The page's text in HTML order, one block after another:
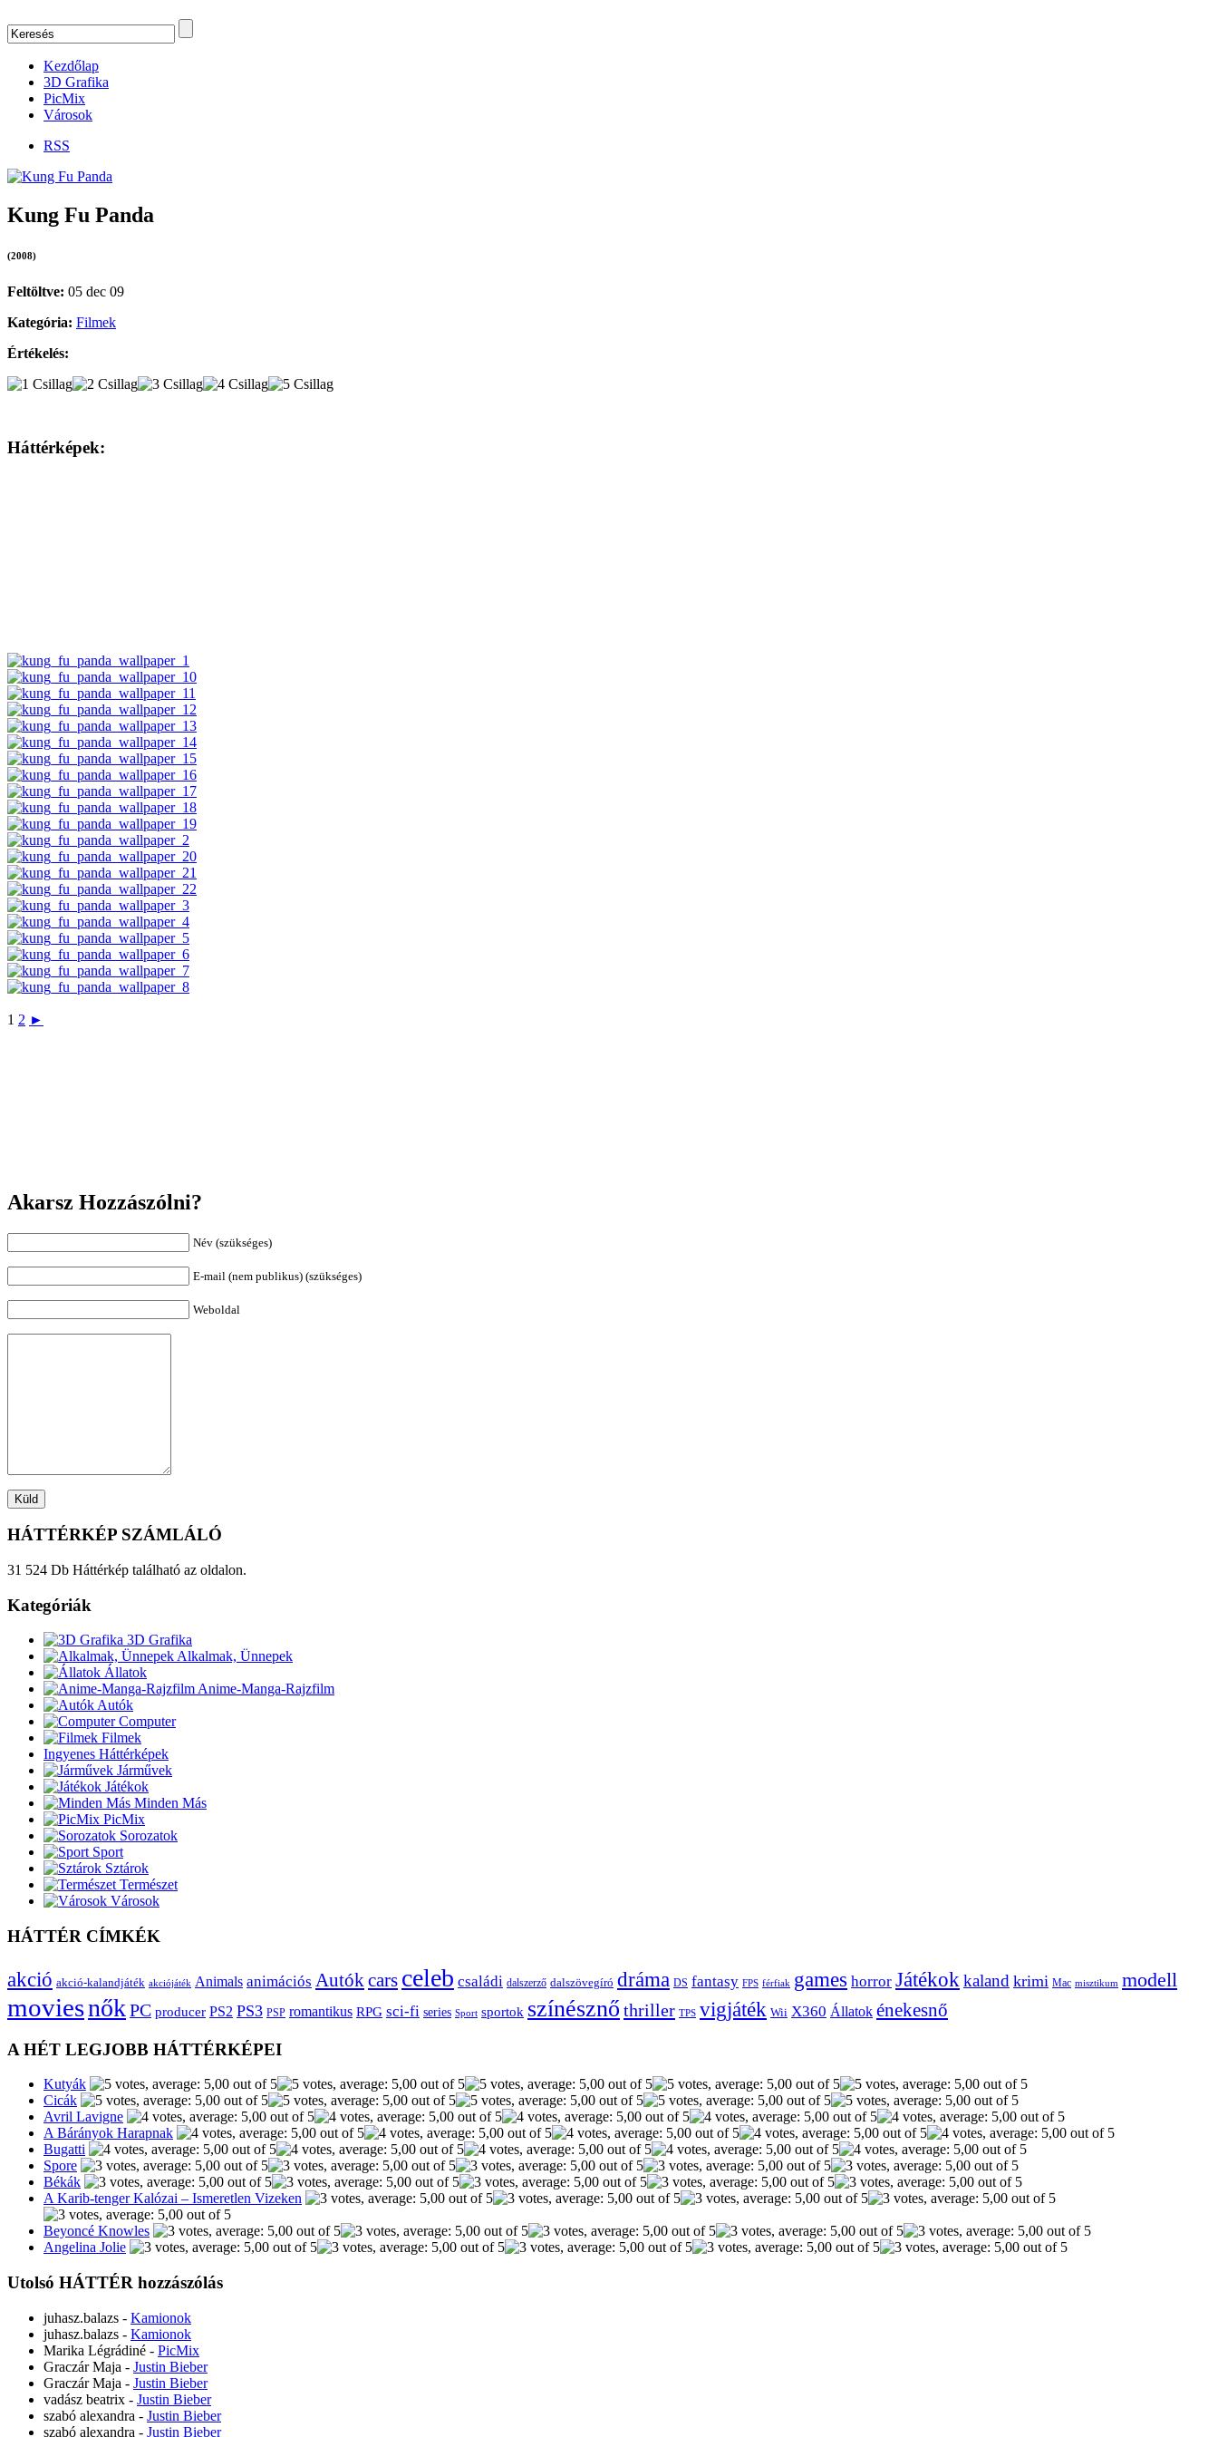
Kezdőlap
3D Grafika
PicMix
Városok
RSS
Kung Fu Panda
(2008)
Feltöltve: 05 dec 09
Kategória: Filmek
Értékelés:
Háttérképek:
1 2 ►
Akarsz Hozzászólni?
Név (szükséges)
E-mail (nem publikus) (szükséges)
Weboldal
HÁTTÉRKÉP SZÁMLÁLÓ
31 524 Db Háttérkép található az oldalon.
Kategóriák
3D Grafika
Alkalmak, Ünnepek
Állatok
Anime-Manga-Rajzfilm
Autók
Computer
Filmek
Ingyenes Háttérképek
Járművek
Játékok
Minden Más
PicMix
Sorozatok
Sport
Sztárok
Természet
Városok
HÁTTÉR CÍMKÉK
akció akció-kalandjáték akciójáték Animals animációs Autókcars celeb családi dalszerző dalszövegíró dráma DS fantasy FPS férfiak games horror Játékok kaland krimi Mac misztikum modell
moviesnőkPC producer PS2 PS3 PSP romantikus RPG sci-fi series Sport sportok színésznő thriller TPS vigjáték Wii X360 Állatok énekesnő
A HÉT LEGJOBB HÁTTÉRKÉPEI
Kutyák
Cicák
Avril Lavigne
A Bárányok Harapnak
Bugatti
Spore
Békák
A Karib-tenger Kalózai – Ismeretlen Vizeken
Beyoncé Knowles
Angelina Jolie
Utolsó HÁTTÉR hozzászólás
juhasz.balazs - Kamionok
juhasz.balazs - Kamionok
Marika Légrádiné - PicMix
Graczár Maja - Justin Bieber
Graczár Maja - Justin Bieber
vadász beatrix - Justin Bieber
szabó alexandra - Justin Bieber
szabó alexandra - Justin Bieber